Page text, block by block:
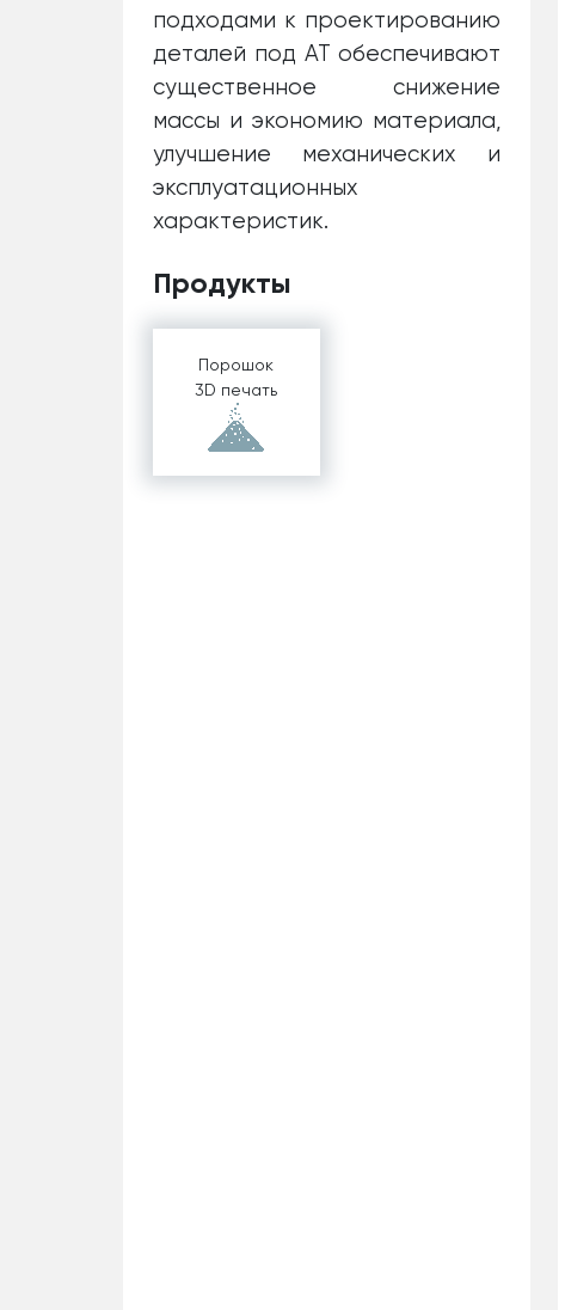
подходами к проектированию
деталей под АТ обеспечивают
существенное снижение
массы и экономию материала,
улучшение механических и
эксплуатационных
характеристик.
Продукты
Порошок
3D печать